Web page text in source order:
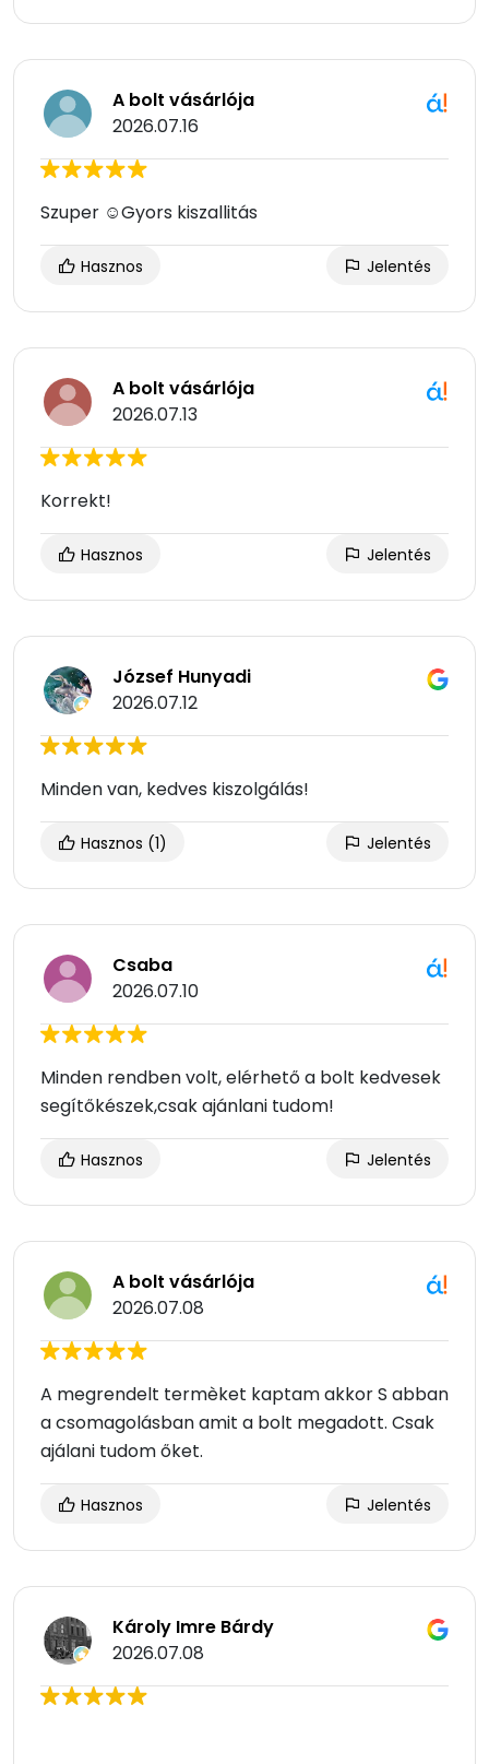
A bolt vásárlója
2026.07.16
Szuper ☺Gyors kiszallitás
Hasznos Jelentés
A bolt vásárlója
2026.07.13
Korrekt!
Hasznos Jelentés
József Hunyadi
2026.07.12
Minden van, kedves kiszolgálás!
Hasznos (1) Jelentés
Csaba
2026.07.10
Minden rendben volt, elérhető a bolt kedvesek
segítőkészek,csak ajánlani tudom!
Hasznos Jelentés
A bolt vásárlója
2026.07.08
A megrendelt termèket kaptam akkor S abban
a csomagolásban amit a bolt megadott. Csak
ajálani tudom őket.
Hasznos Jelentés
Károly Imre Bárdy
2026.07.08